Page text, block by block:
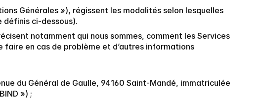
Générales »), régissent les modalités selon lesquelles
définis ci-dessous).
notamment qui nous sommes, comment les Services
en cas de problème et d’autres informations
du Général de Gaulle, 94160 Saint-Mandé, immatriculée
») ;